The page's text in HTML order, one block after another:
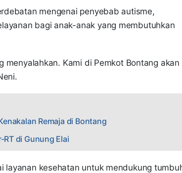
mengenai penyebab autisme,
bagi anak-anak yang membutuhkan
menyalahkan. Kami di Pemkot Bontang akan
Remaja di Bontang
di Gunung Elai
layanan kesehatan untuk mendukung